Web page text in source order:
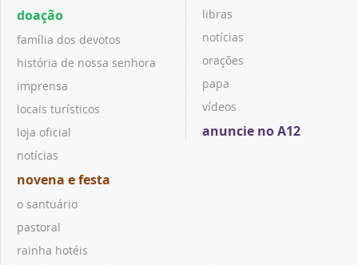
doação
família dos devotos
história de nossa senhora
imprensa
locais turísticos
loja oficial
notícias
novena e festa
o santuário
pastoral
rainha hotéis
libras
notícias
orações
papa
vídeos
anuncie no A12